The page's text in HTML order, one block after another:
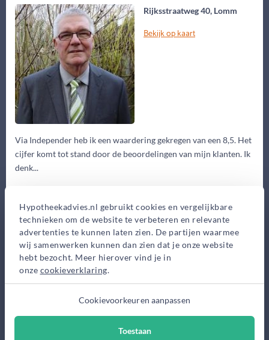
Hypotheekadvies.nl gebruikt cookies en vergelijkbare
technieken om de website te verbeteren en relevante
advertenties te kunnen laten zien. De partijen waarmee
wij samenwerken kunnen dan zien dat je onze website
hebt bezocht. Meer hierover vind je in
onze cookieverklaring.
Cookievoorkeuren aanpassen
Toestaan
Rijksstraatweg 40, Lomm
Bekijk op kaart
Via Independer heb ik een waardering gekregen van een 8,5. Het
cijfer komt tot stand door de beoordelingen van mijn klanten. Ik
denk...
0,-
Advieskosten
2.395,-
Maak gratis afspraak
Meer informatie